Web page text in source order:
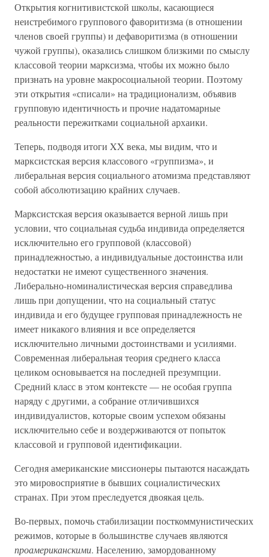
Открытия когнитивистской школы, касающиеся
неистребимого группового фаворитизма (в отношении
членов своей группы) и дефаворитизма (в отношении
чужой группы), оказались слишком близкими по смыслу
классовой теории марксизма, чтобы их можно было
признать на уровне макросоциальной теории. Поэтому
эти открытия «списали» на традиционализм, объявив
групповую идентичность и прочие надатомарные
реальности пережитками социальной архаики.
Теперь, подводя итоги XX века, мы видим, что и
марксистская версия классового «группизма», и
либеральная версия социального атомизма представляют
собой абсолютизацию крайних случаев.
Марксистская версия оказывается верной лишь при
условии, что социальная судьба индивида определяется
исключительно его групповой (классовой)
принадлежностью, а индивидуальные достоинства или
недостатки не имеют существенного значения.
Либерально-номиналистическая версия справедлива
лишь при допущении, что на социальный статус
индивида и его будущее групповая принадлежность не
имеет никакого влияния и все определяется
исключительно личными достоинствами и усилиями.
Современная либеральная теория среднего класса
целиком основывается на последней презумпции.
Средний класс в этом контексте — не особая группа
наряду с другими, а собрание отличившихся
индивидуалистов, которые своим успехом обязаны
исключительно себе и воздерживаются от попыток
классовой и групповой идентификации.
Сегодня американские миссионеры пытаются насаждать
это мировосприятие в бывших социалистических
странах. При этом преследуется двоякая цель.
Во-первых, помочь стабилизации посткоммунистических
режимов, которые в большинстве случаев являются
проамериканскими. Населению, замордованному